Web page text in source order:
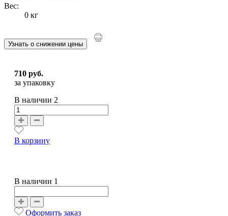
Вес:
0 кг
Узнать о снижении цены
710 руб.
за упаковку
В наличии 2
В корзину
В наличии 1
Оформить заказ